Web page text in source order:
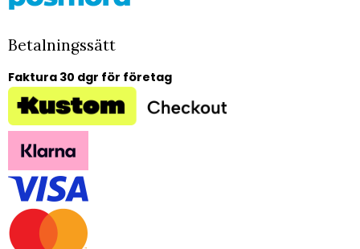
Betalningssätt
Faktura 30 dgr för företag